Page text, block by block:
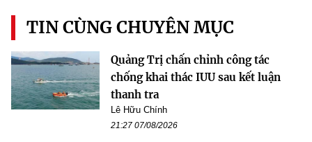
TIN CÙNG CHUYÊN MỤC
Quảng Trị chấn chỉnh công tác
chống khai thác IUU sau kết luận
thanh tra
Lê Hữu Chính
21:27 07/08/2026